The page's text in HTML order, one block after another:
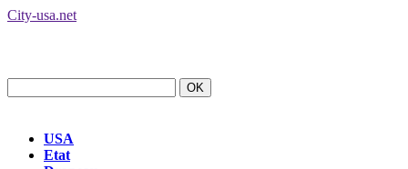
City-usa.net
USA
Etat